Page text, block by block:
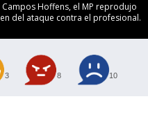
Hoffens, el MP reprodujo
del ataque contra el profesional.
3 8 10